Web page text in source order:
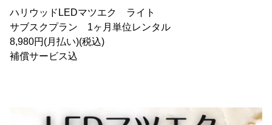
ハリウッドLEDマツエク ライト
サブスクプラン 1ヶ月単位レンタル
8,980円(月払い)(税込)
補償サービス込